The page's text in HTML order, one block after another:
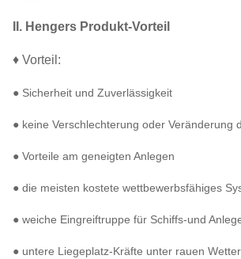
II. Hengers Produkt-Vorteil
♦ Vorteil:
● Sicherheit und Zuverlässigkeit
● keine Verschlechterung oder Veränderung
● Vorteile am geneigten Anlegen
● die meisten kostete wettbewerbsfähiges
● weiche Eingreiftruppe für Schiffs-und
● untere Liegeplatz-Kräfte unter rauen